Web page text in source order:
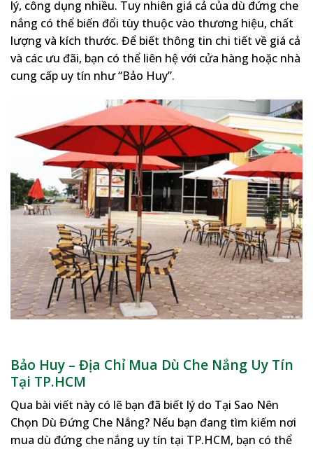
lý, công dụng nhiều. Tuy nhiên giá cả của dù đứng che
nắng có thể biến đổi tùy thuộc vào thương hiệu, chất
lượng và kích thước. Để biết thông tin chi tiết về giá cả
và các ưu đãi, bạn có thể liên hệ với cửa hàng hoặc nhà
cung cấp uy tín như “Bảo Huy”.
Bảo Huy – Địa Chỉ Mua Dù Che Nắng Uy Tín
Tại TP.HCM
Qua bài viết này có lẽ bạn đã biết lý do Tại Sao Nên
Chọn Dù Đứng Che Nắng? Nếu bạn đang tìm kiếm nơi
mua dù đứng che nắng uy tín tại TP.HCM, bạn có thể